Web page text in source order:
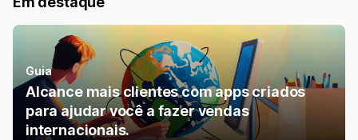
Guia
Alcance mais clientes com apps criados
para ajudar você a fazer vendas
internacionais.